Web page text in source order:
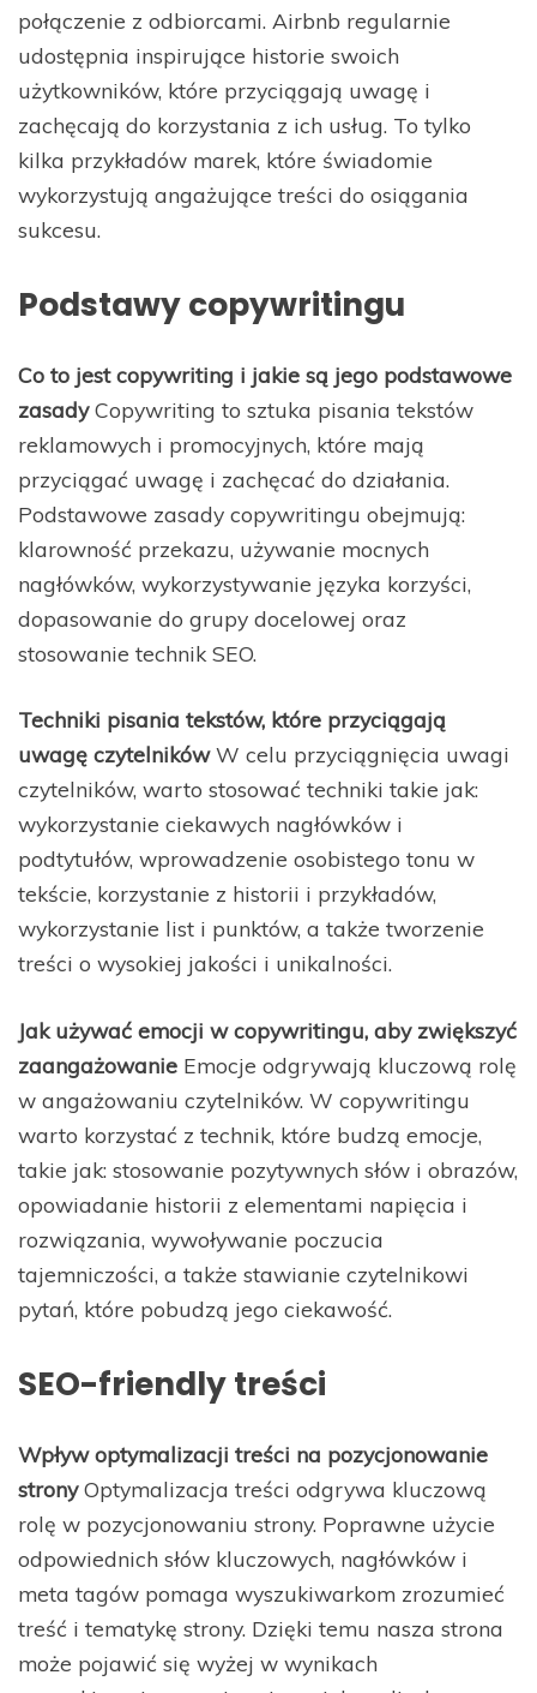
połączenie z odbiorcami. Airbnb regularnie
udostępnia inspirujące historie swoich
użytkowników, które przyciągają uwagę i
zachęcają do korzystania z ich usług. To tylko
kilka przykładów marek, które świadomie
wykorzystują angażujące treści do osiągania
sukcesu.
Podstawy copywritingu
Co to jest copywriting i jakie są jego podstawowe
zasadyCopywriting to sztuka pisania tekstów
reklamowych i promocyjnych, które mają
przyciągać uwagę i zachęcać do działania.
Podstawowe zasady copywritingu obejmują:
klarowność przekazu, używanie mocnych
nagłówków, wykorzystywanie języka korzyści,
dopasowanie do grupy docelowej oraz
stosowanie technik SEO.
Techniki pisania tekstów, które przyciągają
uwagę czytelnikówW celu przyciągnięcia uwagi
czytelników, warto stosować techniki takie jak:
wykorzystanie ciekawych nagłówków i
podtytułów, wprowadzenie osobistego tonu w
tekście, korzystanie z historii i przykładów,
wykorzystanie list i punktów, a także tworzenie
treści o wysokiej jakości i unikalności.
Jak używać emocji w copywritingu, aby zwiększyć
zaangażowanie Emocje odgrywają kluczową rolę
w angażowaniu czytelników. W copywritingu
warto korzystać z technik, które budzą emocje,
takie jak: stosowanie pozytywnych słów i obrazów,
opowiadanie historii z elementami napięcia i
rozwiązania, wywoływanie poczucia
tajemniczości, a także stawianie czytelnikowi
pytań, które pobudzą jego ciekawość.
SEO-friendly treści
Wpływ optymalizacji treści na pozycjonowanie
stronyOptymalizacja treści odgrywa kluczową
rolę w pozycjonowaniu strony. Poprawne użycie
odpowiednich słów kluczowych, nagłówków i
meta tagów pomaga wyszukiwarkom zrozumieć
treść i tematykę strony. Dzięki temu nasza strona
może pojawić się wyżej w wynikach